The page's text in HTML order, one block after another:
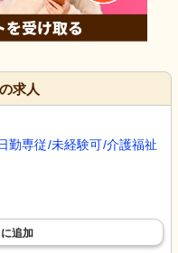
求人
勤専従/未経験可/介護福祉
に追加